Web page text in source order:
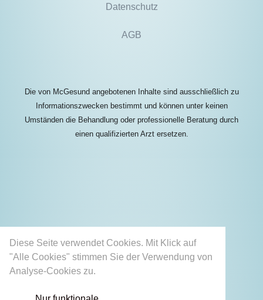
Diese Seite verwendet Cookies. Mit Klick auf
"Alle Cookies" stimmen Sie der Verwendung von
Analyse-Cookies zu.
Datenschutz
AGB
Die von McGesund angebotenen Inhalte sind ausschließlich zu
Informationszwecken bestimmt und können unter keinen
Umständen die Behandlung oder professionelle Beratung durch
einen qualifizierten Arzt ersetzen.